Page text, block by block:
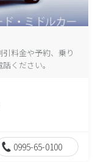
料金や予約、乗り
ください。
0995-65-0100